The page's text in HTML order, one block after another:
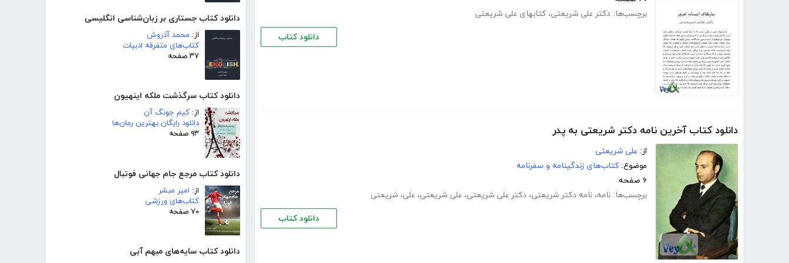
دانلود کتاب جستاری بر زبان‌شناسی انگلیسی
از: محمد آذروش
کتاب‌های متفرقه ادبیات
۳۷ صفحه
دانلود کتاب سرگذشت ملکه اینهیون
از: کیم جونگ آن
دانلود رایگان بهترین رمان‌ها
۹۳ صفحه
دانلود کتاب مرجع جام جهانی فوتبال
از: امیر مبشر
کتاب‌های ورزشی
۷۰ صفحه
دانلود کتاب سایه‌های مبهم آبی
برچسب‌ها: دکتر علی شریعتی، کتابهای علی شریعتی
دانلود کتاب
دانلود کتاب آخرین نامه دکتر شریعتی به پدر
از: علی شریعتی
موضوع: کتاب‌های زندگینامه و سفرنامه
۶ صفحه
برچسب‌ها: نامه، نامه دکتر شریعتی، دکتر علی شریعتی، علی شریعتی، علی، شریعتی
دانلود کتاب